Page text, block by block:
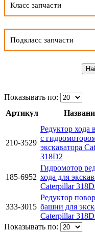
Класс запчасти
Подкласс запчасти
Показывать по:
Артикул
210-3529
Редуктор хода
с
экскаватора
318D2
185-6952
Гидромотор
хода для
Caterpillar
333-3015
Редуктор
башни для
Caterpillar
Показывать по: